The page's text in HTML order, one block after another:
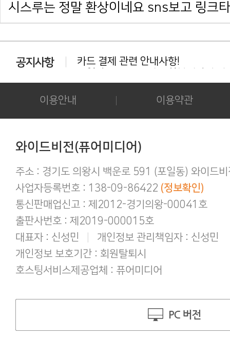
시스루는 정말 환상이네요 sns보고 링크
카드 결제 관련 안내사항!
다운로드 실패시 대처법 안내!!!
카드결제 결제 중 '세션만료' 문구 노
후기 작성시 화보의 사진을 공개하시
아이폰/아이패드 등 애플기기 화보집
애플(맥 IOS 및 아이폰) 다운로드 오
간편하게 결제하기!
구매 후 후기작성 방법!
이용안내 이용약관
와이드비전(퓨어미디어)
주소 : 경기도 의왕시 백운로 591 (포일동) 와이드비
사업자등록번호 : 138-09-86422 (정보확인)
통신판매업신고 : 제2012-경기의왕-00041호
출판사번호 : 제2019-000015호
대표자 : 신성민
개인정보 관리책임자 : 신성민
개인정보 보호기간 : 회원탈퇴시
호스팅서비스제공업체 : 퓨어미디어